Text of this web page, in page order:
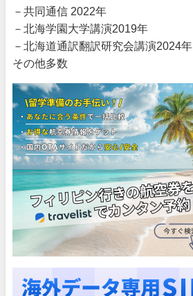
－共同通信 2022年
－北海学園大学講演2019年
－北海道通訳翻訳研究会講演2024年
その他多数